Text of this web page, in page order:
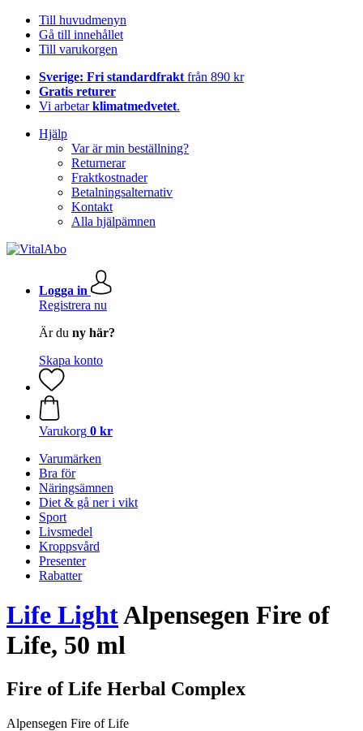
Till huvudmenyn
Gå till innehållet
Till varukorgen
Sverige: Fri standardfrakt från 890 kr
Gratis returer
Vi arbetarklimatmedvetet.
Hjälp
Var är min beställning?
Returnerar
Fraktkostnader
Betalningsalternativ
Kontakt
Alla hjälpämnen
Logga in
Registrera nu
Är du ny här?
Skapa konto
Varukorg 0 kr
Varumärken
Bra för
Näringsämnen
Diet & gå ner i vikt
Sport
Livsmedel
Kroppsvård
Presenter
Rabatter
Life LightAlpensegen Fire of
Life, 50 ml
Fire of Life Herbal Complex
Alpensegen Fire of Life